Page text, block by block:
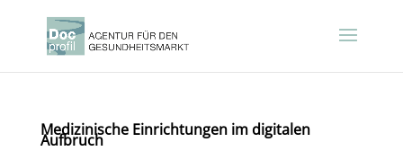
Medizinische Einrichtungen im digitalen
Aufbruch